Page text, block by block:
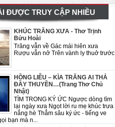
ĐƯỢC TRUY CẬP NHIỀU
KHÚC TRĂNG XƯA - Thơ Trịnh
Bửu Hoài
Trăng vẫn về Gác mái hiên xưa
Rượu vẫn nở Trên vành ly thuở trước
HỒNG LIỄU – KÌA TRĂNG AI THẢ
ĐẦY THUYỀN…(Trang Thơ Chủ
Nhật)
TÌM TRONG KÝ ỨC Ngược dòng tìm
lại ngày xưa Ngọt lời ru mẹ khúc trưa
nắng hè Thẳm sâu ký ức - tiếng ve
bạn mà n...